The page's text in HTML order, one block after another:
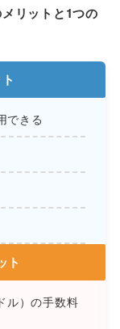
リットと1つの
できる
ト
ル）の手数料